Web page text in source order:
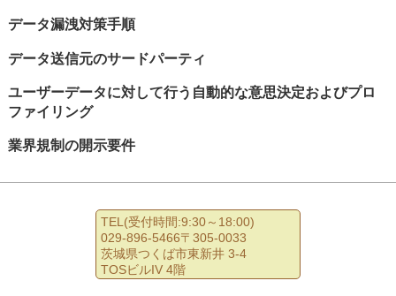
データ漏洩対策手順
データ送信元のサードパーティ
ユーザーデータに対して行う自動的な意思決定およびプロ
ファイリング
業界規制の開示要件
TEL(受付時間:9:30～18:00)
029-896-5466〒305-0033
茨城県つくば市東新井 3-4
TOSビルIV 4階